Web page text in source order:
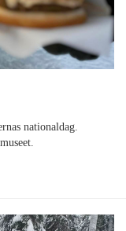
nationaldag.